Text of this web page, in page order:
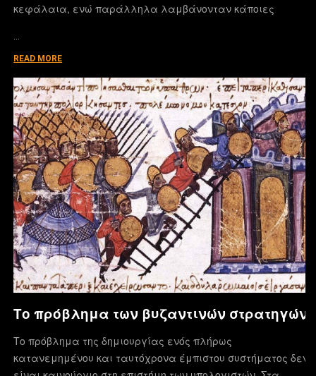
κεφάλαια, ενώ παράλληλα λαμβάνονταν κάποιες
…
READ MORE
Το πρόβλημα των βυζαντινών στρατηγών
Το πρόβλημα της δημιουργίας ενός πλήρως
κατανεμημένου και ταυτόχρονα έμπιστου συστήματος δεν